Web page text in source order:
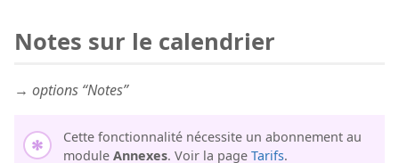
Notes sur le calendrier
→ options “Notes”
Cette fonctionnalité nécessite un abonnement au
module Annexes. Voir la page Tarifs.